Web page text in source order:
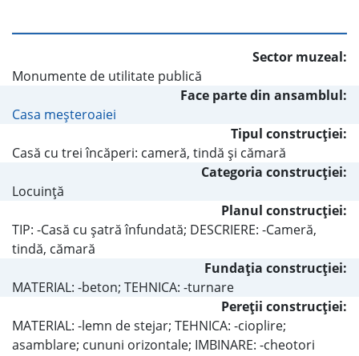
Sector muzeal:
Monumente de utilitate publică
Face parte din ansamblul:
Casa meşteroaiei
Tipul construcţiei:
Casă cu trei încăperi: cameră, tindă şi cămară
Categoria construcţiei:
Locuinţă
Planul construcţiei:
TIP: -Casă cu şatră înfundată; DESCRIERE: -Cameră,
tindă, cămară
Fundaţia construcţiei:
MATERIAL: -beton; TEHNICA: -turnare
Pereţii construcţiei:
MATERIAL: -lemn de stejar; TEHNICA: -cioplire;
asamblare; cununi orizontale; IMBINARE: -cheotori